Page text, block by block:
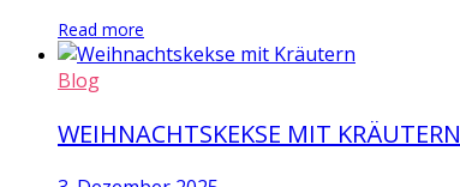
Read more
Blog
WEIHNACHTSKEKSE MIT KRÄUTERN